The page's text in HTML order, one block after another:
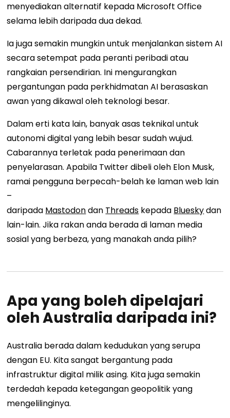
menyediakan alternatif kepada Microsoft Office
selama lebih daripada dua dekad.
Ia juga semakin mungkin untuk menjalankan sistem AI
secara setempat pada peranti peribadi atau
rangkaian persendirian. Ini mengurangkan
pergantungan pada perkhidmatan AI berasaskan
awan yang dikawal oleh teknologi besar.
Dalam erti kata lain, banyak asas teknikal untuk
autonomi digital yang lebih besar sudah wujud.
Cabarannya terletak pada penerimaan dan
penyelarasan. Apabila Twitter dibeli oleh Elon Musk,
ramai pengguna berpecah-belah ke laman web lain
–
daripada Mastodondan Threads kepada Blueskydan
lain-lain. Jika rakan anda berada di laman media
sosial yang berbeza, yang manakah anda pilih?
Apa yang boleh dipelajari
oleh Australia daripada ini?
Australia berada dalam kedudukan yang serupa
dengan EU. Kita sangat bergantung pada
infrastruktur digital milik asing. Kita juga semakin
terdedah kepada ketegangan geopolitik yang
mengelilinginya.